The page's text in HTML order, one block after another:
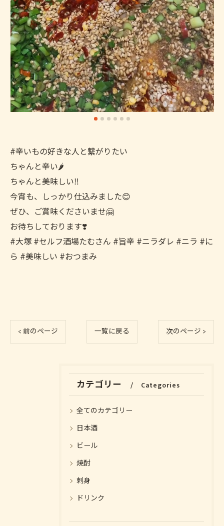
#辛いもの好きな人と繋がりたい
ちゃんと辛い🌶
ちゃんと美味しい‼️
今宵も、しっかり仕込みました😊
ぜひ、ご賞味くださいませ🤗
お待ちしております❣️
#大塚 #セルフ酒場たむさん #旨辛 #ニラダレ #ニラ #に
ら #美味しい #おつまみ
< 前のページ 一覧に戻る 次のページ >
カテゴリー Categories
全てのカテゴリー
日本酒
ビール
焼酎
刺身
ドリンク